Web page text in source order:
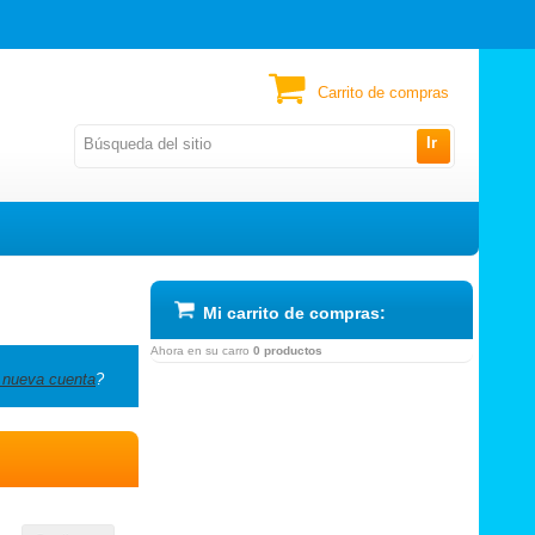
Ir
Carrito de compras
cuenta?
Mi carrito de compras:
Ahora en su carro 0 productos